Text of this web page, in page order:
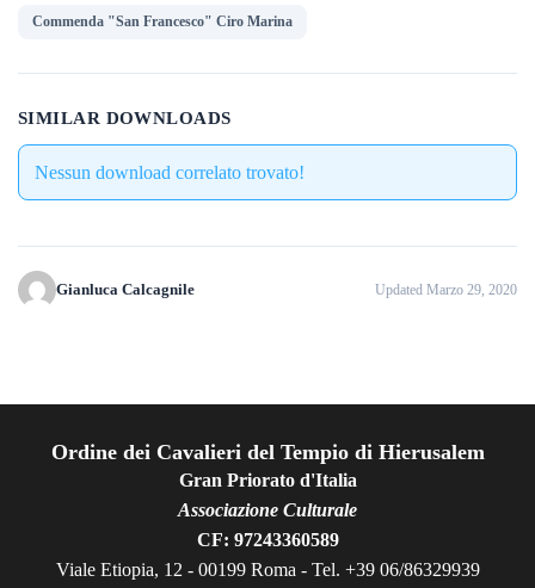
Commenda "San Francesco" Ciro Marina
SIMILAR DOWNLOADS
Nessun download correlato trovato!
Gianluca Calcagnile Updated Marzo 29, 2020
Ordine dei Cavalieri del Tempio di Hierusalem
Gran Priorato d'Italia
Associazione Culturale
CF: 97243360589
Viale Etiopia, 12 - 00199 Roma - Tel. +39 06/86329939